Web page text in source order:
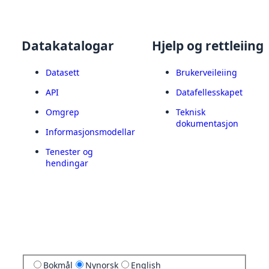
Datakatalogar
Datasett
API
Omgrep
Informasjonsmodellar
Tenester og
hendingar
Hjelp og rettleiing
Brukerveileiing
Datafellesskapet
Teknisk
dokumentasjon
Bokmål Nynorsk English